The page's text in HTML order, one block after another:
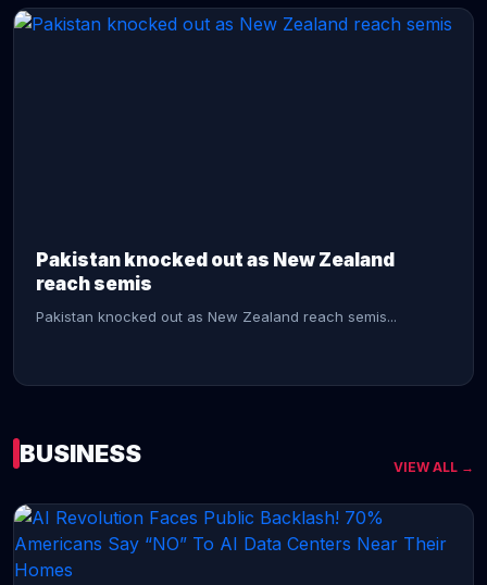
Pakistan knocked out as New Zealand
reach semis
Pakistan knocked out as New Zealand reach semis...
CONTINUE READING →
BUSINESS VIEW ALL →